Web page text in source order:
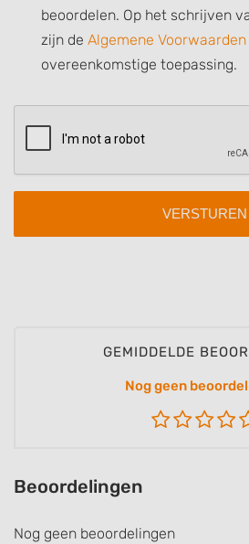
beoordelen. Op het schrijven
zijn de Algemene Voorwaarden
overeenkomstige toepassing.
GEMIDDELDE
Nog geen
Beoordelingen
Nog geen beoordelingen
Use precise geolocation data
Non-IAB processing purposes:
Necessary